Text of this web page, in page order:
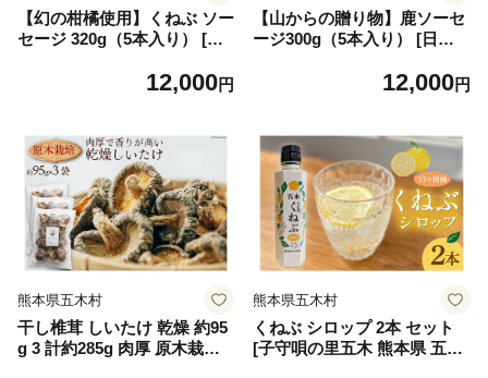
【幻の柑橘使用】くねぶ ソー
セージ 320g（5本入り） [日
ソーセージ くねぶ使用 爽や
12,000円
【山からの贈り物】鹿ソーセ
ージ300g（5本入り） [日添
肉 シカ肉 しか肉 ソーセージ
12,000円
熊本県五木村
干し椎茸 しいたけ 乾燥 約95
g 3 計約285g 肉厚 原木栽培
熊本県五木村
くねぶ シロップ 2本 セット
[子守唄の里五木 熊本県 五木